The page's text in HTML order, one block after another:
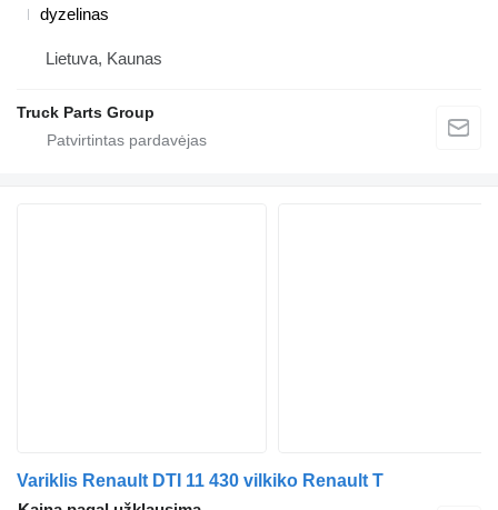
dyzelinas
Lietuva, Kaunas
Truck Parts Group
Variklis Renault DTI 11 430 vilkiko Renault T